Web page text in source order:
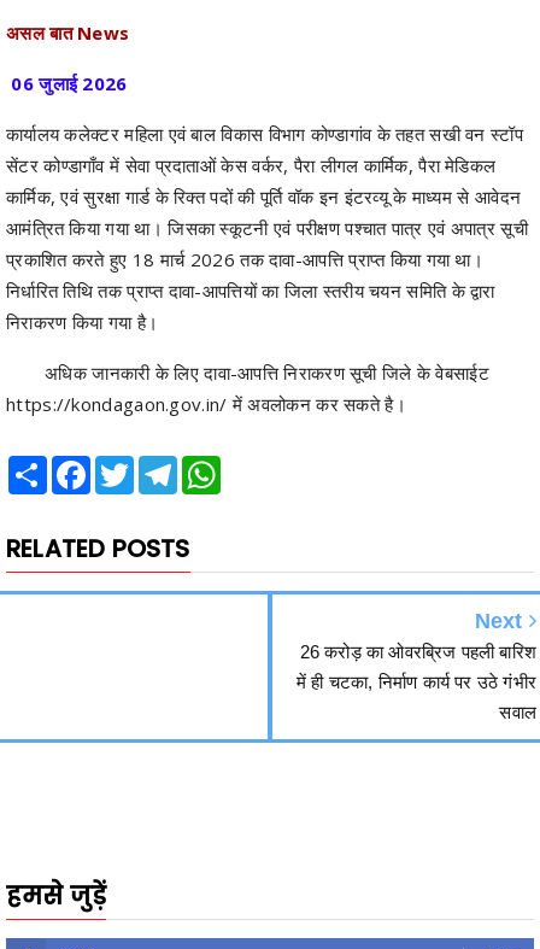
सेंटर कोण्डागाँव में सेवा प्रदाताओं केस वर्कर, पैरा लीगल कार्मिक, पैरा मेडिकल
कार्मिक, एवं सुरक्षा गार्ड के रिक्त पदों की पूर्ति वॉक इन इंटरव्यू के माध्यम से आवेदन
आमंत्रित किया गया था। जिसका स्कूटनी एवं परीक्षण पश्चात पात्र एवं अपात्र सूची
प्रकाशित करते हुए 18 मार्च 2026 तक दावा-आपत्ति प्राप्त किया गया था।
निर्धारित तिथि तक प्राप्त दावा-आपत्तियों का जिला स्तरीय चयन समिति के द्वारा
निराकरण किया गया है।
अधिक जानकारी के लिए दावा-आपत्ति निराकरण सूची जिले के वेबसाईट
https://kondagaon.gov.in/ में अवलोकन कर सकते है।
Share Facebook TelegramWhatsApp
RELATED POSTS
में ही चटका, निर्माण कार्य पर उठे गंभीर
सवाल
2340
3290 Followers